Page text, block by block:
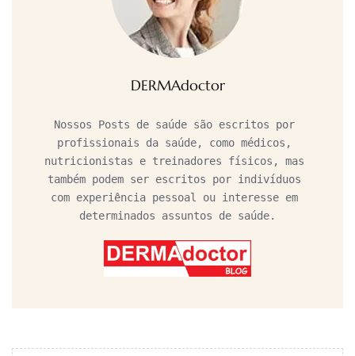
DERMAdoctor
Nossos Posts de saúde são escritos por
profissionais da saúde, como médicos,
nutricionistas e treinadores físicos, mas
também podem ser escritos por indivíduos
com experiência pessoal ou interesse em
determinados assuntos de saúde.